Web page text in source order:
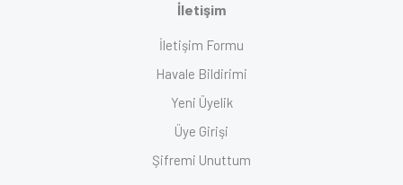
İletişim
İletişim Formu
Havale Bildirimi
Yeni Üyelik
Üye Girişi
Şifremi Unuttum